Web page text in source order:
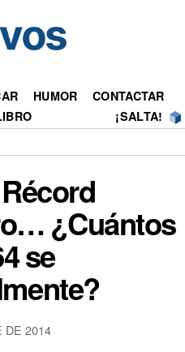
HUMOR
CONTACTAR
¡SALTA!
¿Cuántos
se
DE 2014